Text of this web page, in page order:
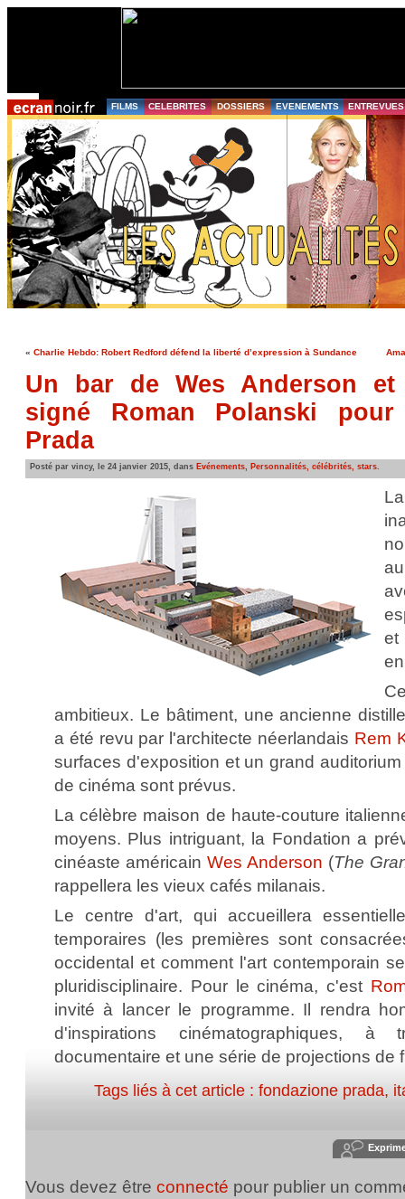
FILMS CELEBRITES DOSSIERS EVENEMENTS ENTREVUES
« Charlie Hebdo: Robert Redford défend la liberté d’expression à Sundance
Un bar de Wes Anderson et
signé Roman Polanski
Prada
Posté par vincy, le 24 janvier 2015, dans Evénements, Personnalités, célébrités, stars.
et
ambitieux. Le bâtiment, une ancienne
a été revu par l'architecte néerlandais Rem
surfaces d'exposition et un grand
de cinéma sont prévus.
La célèbre maison de haute-couture
moyens. Plus intriguant, la Fondation a
cinéaste américain Wes Anderson (The
rappellera les vieux cafés milanais.
Le centre d'art, qui accueillera
temporaires (les premières sont
occidental et comment l'art contemporain
pluridisciplinaire. Pour le cinéma, c'est
invité à lancer le programme. Il rendra
d'inspirations cinématographiques, à
documentaire et une série de projections de
Tags liés à cet article : fondazione prada,
Vous devez être connecté pour publier un